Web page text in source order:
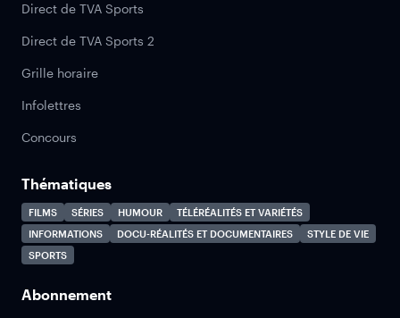
Direct de TVA Sports
Direct de TVA Sports 2
Grille horaire
Infolettres
Concours
Thématiques
FILMS SÉRIES HUMOUR
TÉLÉRÉALITÉS ET VARIÉTÉS
INFORMATIONS
DOCU-RÉALITÉS ET DOCUMENTAIRES
STYLE DE VIE
SPORTS
Abonnement